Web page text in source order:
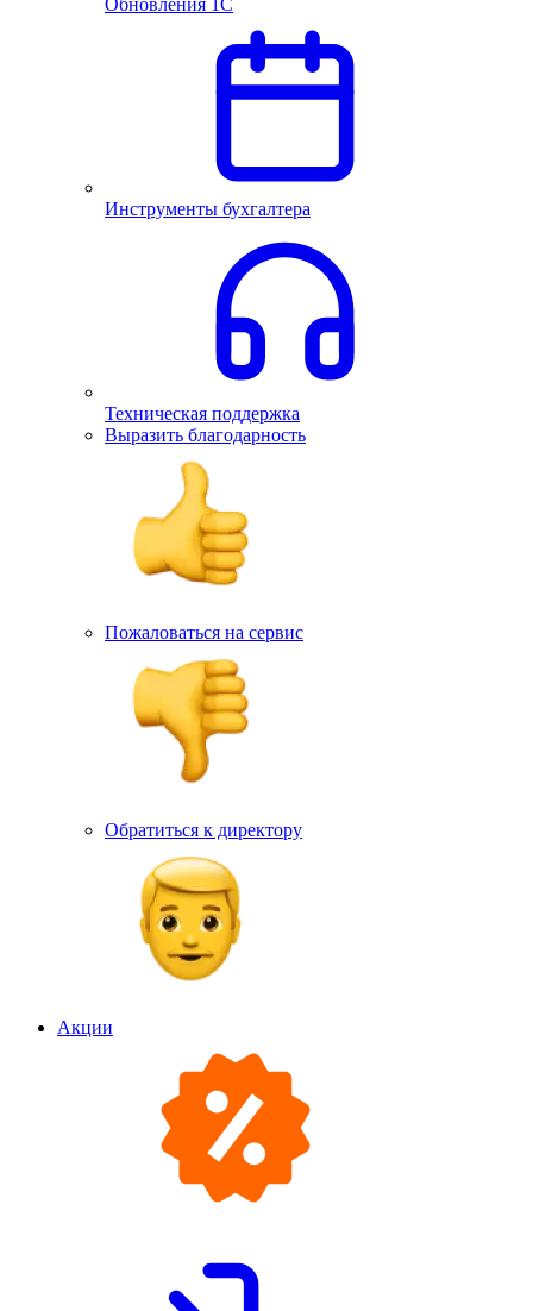
Обновления 1С
Инструменты бухгалтера
Техническая поддержка
Выразить благодарность
Пожаловаться на сервис
Обратиться к директору
Акции